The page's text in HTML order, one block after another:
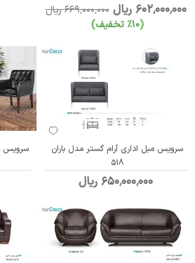
602٬000٬000 ریال
669٬000٬000 ریال
(10٪ تخفیف)
سرویس مبل اداری آرام گستر مدل باران
518
650٬000٬000 ریال
سرویس